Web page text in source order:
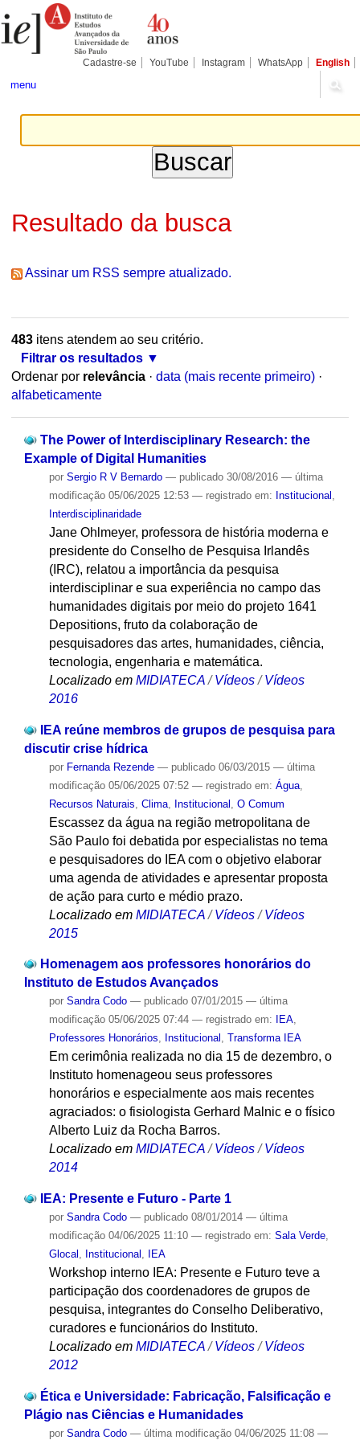
para
conteúdo.
Pessoais
Cadastre-se YouTube Instagram WhatsApp English
menu
Resultado da busca
Assinar um RSS sempre atualizado.
483itens atendem ao seu critério.
Filtrar os resultados
Ordenar por relevância · data (mais recente primeiro) ·
alfabeticamente
The Power of Interdisciplinary Research: the
Example of Digital Humanities
por Sergio R V Bernardo — publicado30/08/2016 — última
modificação05/06/2025 12:53 — registrado em: Institucional
Interdisciplinaridade
Jane Ohlmeyer, professora de história moderna e
presidente do Conselho de Pesquisa Irlandês
(IRC), relatou a importância da pesquisa
interdisciplinar e sua experiência no campo das
humanidades digitais por meio do projeto 1641
Depositions, fruto da colaboração de
pesquisadores das artes, humanidades, ciência,
tecnologia, engenharia e matemática.
Localizado em MIDIATECA /Vídeos /Vídeos
2016
IEA reúne membros de grupos de pesquisa para
discutir crise hídrica
por Fernanda Rezende — publicado06/03/2015 — última
modificação05/06/2025 07:52 — registrado em: Água,
Recursos Naturais Clima, Institucional O Comum
Escassez da água na região metropolitana de
São Paulo foi debatida por especialistas no tema
e pesquisadores do IEA com o objetivo elaborar
uma agenda de atividades e apresentar proposta
de ação para curto e médio prazo.
Localizado em MIDIATECA /Vídeos /Vídeos
2015
Homenagem aos professores honorários do
Instituto de Estudos Avançados
por Sandra Codo — publicado07/01/2015 — última
modificação05/06/2025 07:44 — registrado em: IEA,
Professores Honorários, Institucional , Transforma IEA
Em cerimônia realizada no dia 15 de dezembro, o
Instituto homenageou seus professores
honorários e especialmente aos mais recentes
agraciados: o fisiologista Gerhard Malnic e o físico
Alberto Luiz da Rocha Barros.
Localizado em MIDIATECA /Vídeos /Vídeos
2014
IEA: Presente e Futuro - Parte 1
por Sandra Codo — publicado08/01/2014 — última
modificação04/06/2025 11:10 — registrado em: Sala Verde,
Glocal , Institucional , IEA
Workshop interno IEA: Presente e Futuro teve a
participação dos coordenadores de grupos de
pesquisa, integrantes do Conselho Deliberativo,
curadores e funcionários do Instituto.
Localizado em MIDIATECA /Vídeos /Vídeos
2012
Ética e Universidade: Fabricação, Falsificação e
Plágio nas Ciências e Humanidades
por Sandra Codo — última modificação04/06/2025 11:08 —